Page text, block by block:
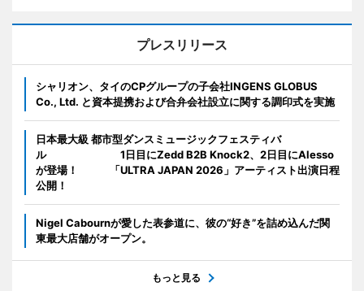
プレスリリース
シャリオン、タイのCPグループの子会社INGENS GLOBUS
Co., Ltd. と資本提携および合弁会社設立に関する調印式を実施
日本最大級 都市型ダンスミュージックフェスティバ
ル 1日目にZedd B2B Knock2、2日目にAlesso
が登場！ 「ULTRA JAPAN 2026」アーティスト出演日程
公開！
Nigel Cabournが愛した表参道に、彼の“好き”を詰め込んだ関
東最大店舗がオープン。
もっと見る